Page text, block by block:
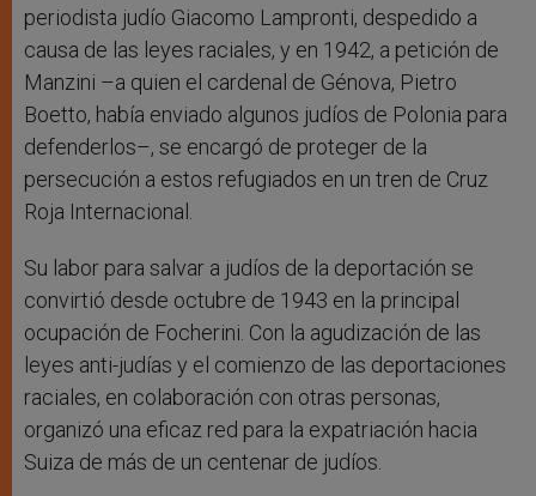
periodista judío Giacomo Lampronti, despedido a
causa de las leyes raciales, y en 1942, a petición de
Manzini –a quien el cardenal de Génova, Pietro
Boetto, había enviado algunos judíos de Polonia para
defenderlos–, se encargó de proteger de la
persecución a estos refugiados en un tren de Cruz
Roja Internacional.
Su labor para salvar a judíos de la deportación se
convirtió desde octubre de 1943 en la principal
ocupación de Focherini. Con la agudización de las
leyes anti-judías y el comienzo de las deportaciones
raciales, en colaboración con otras personas,
organizó una eficaz red para la expatriación hacia
Suiza de más de un centenar de judíos.